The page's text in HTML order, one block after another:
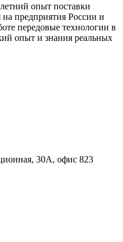
опыт поставки
на предприятия России и
передовые технологии в
опыт и знания реальных
30А, офис 823